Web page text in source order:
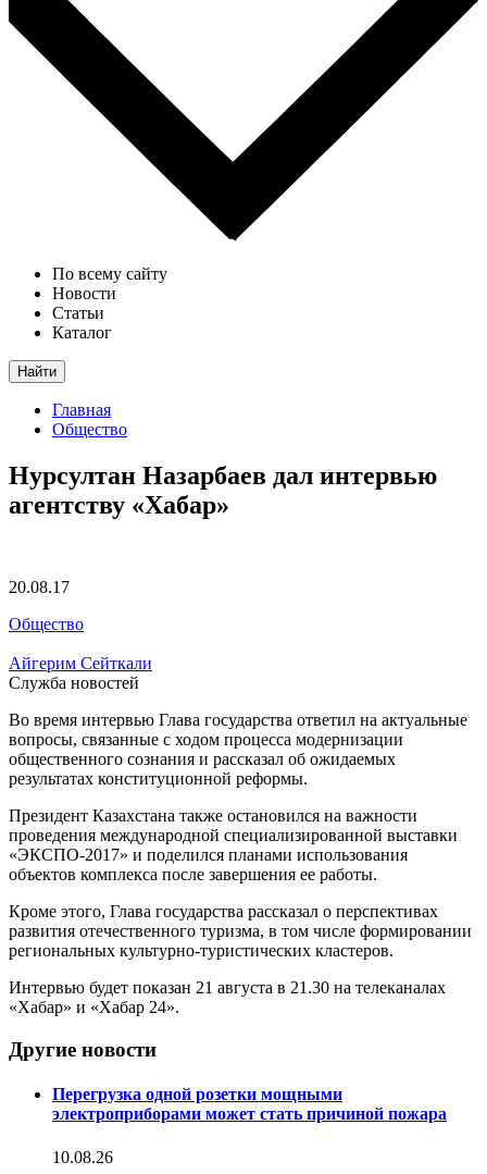
По всему сайту
Новости
Статьи
Каталог
Найти
Главная
Общество
Нурсултан Назарбаев дал интервью
агентству «Хабар»
20.08.17
Общество
Айгерим Сейткали
Служба новостей
Во время интервью Глава государства ответил на актуальные
вопросы, связанные с ходом процесса модернизации
общественного сознания и рассказал об ожидаемых
результатах конституционной реформы.
Президент Казахстана также остановился на важности
проведения международной специализированной выставки
«ЭКСПО-2017» и поделился планами использования
объектов комплекса после завершения ее работы.
Кроме этого, Глава государства рассказал о перспективах
развития отечественного туризма, в том числе формировании
региональных культурно-туристических кластеров.
Интервью будет показан 21 августа в 21.30 на телеканалах
«Хабар» и «Хабар 24».
Другие новости
Перегрузка одной розетки мощными
электроприборами может стать причиной пожара
10.08.26